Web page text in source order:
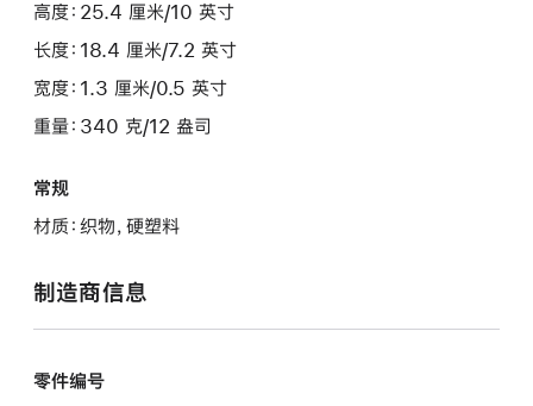
高度：25.4 厘米/10 英寸
长度：18.4 厘米/7.2 英寸
宽度：1.3 厘米/0.5 英寸
重量：340 克/12 盎司
常规
材质：织物，硬塑料
制造商信息
零件编号